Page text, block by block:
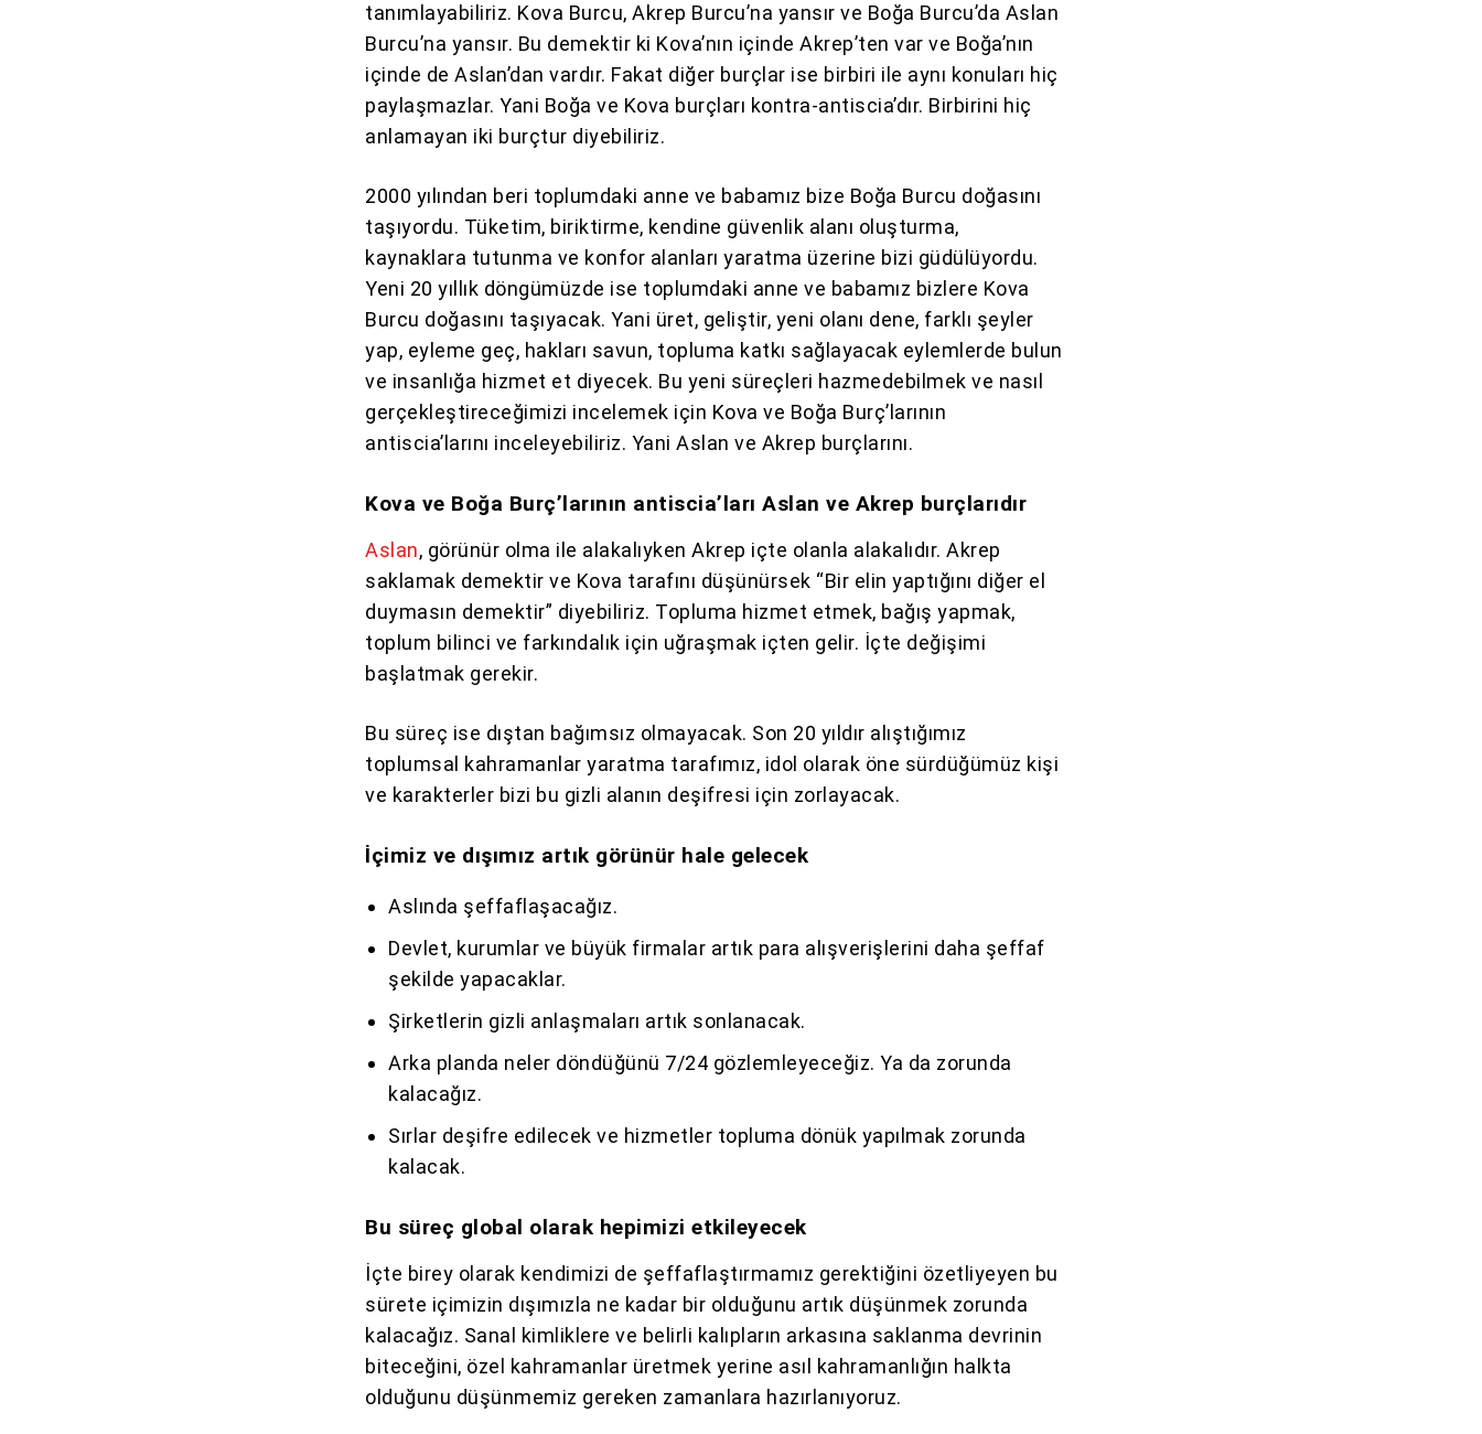
tanımlayabiliriz. Kova Burcu, Akrep Burcu’na yansır ve Boğa Burcu’da Aslan
Burcu’na yansır. Bu demektir ki Kova’nın içinde Akrep’ten var ve Boğa’nın
içinde de Aslan’dan vardır. Fakat diğer burçlar ise birbiri ile aynı konuları hiç
paylaşmazlar. Yani Boğa ve Kova burçları kontra-antiscia’dır. Birbirini hiç
anlamayan iki burçtur diyebiliriz.
2000 yılından beri toplumdaki anne ve babamız bize Boğa Burcu doğasını
taşıyordu. Tüketim, biriktirme, kendine güvenlik alanı oluşturma,
kaynaklara tutunma ve konfor alanları yaratma üzerine bizi güdülüyordu.
Yeni 20 yıllık döngümüzde ise toplumdaki anne ve babamız bizlere Kova
Burcu doğasını taşıyacak. Yani üret, geliştir, yeni olanı dene, farklı şeyler
yap, eyleme geç, hakları savun, topluma katkı sağlayacak eylemlerde bulun
ve insanlığa hizmet et diyecek. Bu yeni süreçleri hazmedebilmek ve nasıl
gerçekleştireceğimizi incelemek için Kova ve Boğa Burç’larının
antiscia’larını inceleyebiliriz. Yani Aslan ve Akrep burçlarını.
Kova ve Boğa Burç’larının antiscia’ları Aslan ve Akrep burçlarıdır
Aslan, görünür olma ile alakalıyken Akrep içte olanla alakalıdır. Akrep
saklamak demektir ve Kova tarafını düşünürsek “Bir elin yaptığını diğer el
duymasın demektir” diyebiliriz. Topluma hizmet etmek, bağış yapmak,
toplum bilinci ve farkındalık için uğraşmak içten gelir. İçte değişimi
başlatmak gerekir.
Bu süreç ise dıştan bağımsız olmayacak. Son 20 yıldır alıştığımız
toplumsal kahramanlar yaratma tarafımız, idol olarak öne sürdüğümüz kişi
ve karakterler bizi bu gizli alanın deşifresi için zorlayacak.
İçimiz ve dışımız artık görünür hale gelecek
Aslında şeffaflaşacağız.
Devlet, kurumlar ve büyük firmalar artık para alışverişlerini daha şeffaf
şekilde yapacaklar.
Şirketlerin gizli anlaşmaları artık sonlanacak.
Arka planda neler döndüğünü 7/24 gözlemleyeceğiz. Ya da zorunda
kalacağız.
Sırlar deşifre edilecek ve hizmetler topluma dönük yapılmak zorunda
kalacak.
Bu süreç global olarak hepimizi etkileyecek
İçte birey olarak kendimizi de şeffaflaştırmamız gerektiğini özetliyeyen bu
sürete içimizin dışımızla ne kadar bir olduğunu artık düşünmek zorunda
kalacağız. Sanal kimliklere ve belirli kalıpların arkasına saklanma devrinin
biteceğini, özel kahramanlar üretmek yerine asıl kahramanlığın halkta
olduğunu düşünmemiz gereken zamanlara hazırlanıyoruz.